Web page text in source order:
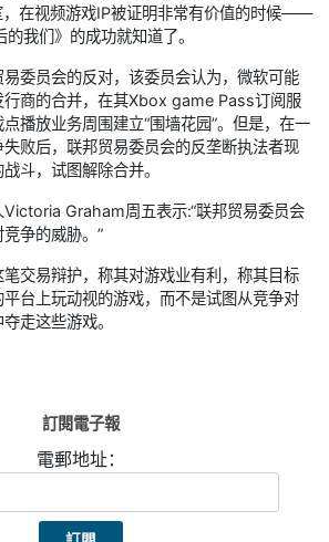
在视频游戏IP被证明非常有价值的时候——
我们》的成功就知道了。
委员会的反对，该委员会认为，微软可能
行商的合并，在其Xbox game Pass订阅服
播放业务周围建立“围墙花园”。但是，在一
败后，联邦贸易委员会的反垄断执法者现
斗，试图解除合并。
Graham周五表示:“联邦贸易委员会
争的威胁。”
交易辩护，称其对游戏业有利，称其目标
台上玩动视的游戏，而不是试图从竞争对
走这些游戏。
訂閱電子報
電郵地址：